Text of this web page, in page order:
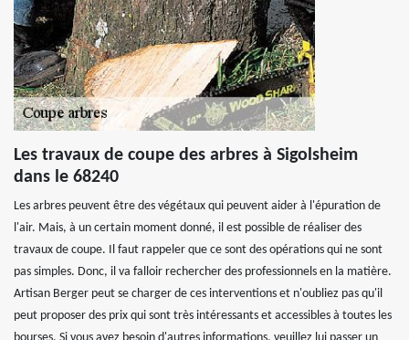
Les travaux de coupe des arbres à Sigolsheim
dans le 68240
Les arbres peuvent être des végétaux qui peuvent aider à l'épuration de
l'air. Mais, à un certain moment donné, il est possible de réaliser des
travaux de coupe. Il faut rappeler que ce sont des opérations qui ne sont
pas simples. Donc, il va falloir rechercher des professionnels en la matière.
Artisan Berger peut se charger de ces interventions et n'oubliez pas qu'il
peut proposer des prix qui sont très intéressants et accessibles à toutes les